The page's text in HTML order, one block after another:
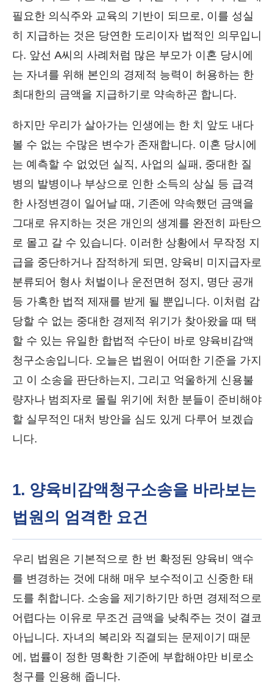
필요한 의식주와 교육의 기반이 되므로, 이를 성실
히 지급하는 것은 당연한 도리이자 법적인 의무입니
다. 앞선 A씨의 사례처럼 많은 부모가 이혼 당시에
는 자녀를 위해 본인의 경제적 능력이 허용하는 한
최대한의 금액을 지급하기로 약속하곤 합니다.
하지만 우리가 살아가는 인생에는 한 치 앞도 내다
볼 수 없는 수많은 변수가 존재합니다. 이혼 당시에
는 예측할 수 없었던 실직, 사업의 실패, 중대한 질
병의 발병이나 부상으로 인한 소득의 상실 등 급격
한 사정변경이 일어날 때, 기존에 약속했던 금액을
그대로 유지하는 것은 개인의 생계를 완전히 파탄으
로 몰고 갈 수 있습니다. 이러한 상황에서 무작정 지
급을 중단하거나 잠적하게 되면, 양육비 미지급자로
분류되어 형사 처벌이나 운전면허 정지, 명단 공개
등 가혹한 법적 제재를 받게 될 뿐입니다. 이처럼 감
당할 수 없는 중대한 경제적 위기가 찾아왔을 때 택
할 수 있는 유일한 합법적 수단이 바로 양육비감액
청구소송입니다. 오늘은 법원이 어떠한 기준을 가지
고 이 소송을 판단하는지, 그리고 억울하게 신용불
량자나 범죄자로 몰릴 위기에 처한 분들이 준비해야
할 실무적인 대처 방안을 심도 있게 다루어 보겠습
니다.
1. 양육비감액청구소송을 바라보는
법원의 엄격한 요건
우리 법원은 기본적으로 한 번 확정된 양육비 액수
를 변경하는 것에 대해 매우 보수적이고 신중한 태
도를 취합니다. 소송을 제기하기만 하면 경제적으로
어렵다는 이유로 무조건 금액을 낮춰주는 것이 결코
아닙니다. 자녀의 복리와 직결되는 문제이기 때문
에, 법률이 정한 명확한 기준에 부합해야만 비로소
청구를 인용해 줍니다.